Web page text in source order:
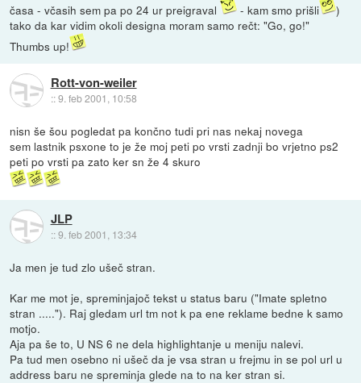
časa - včasih sem pa po 24 ur preigraval
- kam smo prišli
)
tako da kar vidim okoli designa moram samo rečt: "Go, go!"
Thumbs up!
Rott-von-weiler
::9. feb 2001, 10:58
nisn še šou pogledat pa končno tudi pri nas nekaj novega
sem lastnik psxone to je že moj peti po vrsti zadnji bo vrjetno ps2
peti po vrsti pa zato ker sn že 4 skuro
JLP
::9. feb 2001, 13:34
Ja men je tud zlo ušeč stran.
Kar me mot je, spreminjajoč tekst u status baru ("Imate spletno
stran ....."). Raj gledam url tm not k pa ene reklame bedne k samo
motjo.
Aja pa še to, U NS 6 ne dela highlightanje u meniju nalevi.
Pa tud men osebno ni ušeč da je vsa stran u frejmu in se pol url u
address baru ne spreminja glede na to na ker stran si.